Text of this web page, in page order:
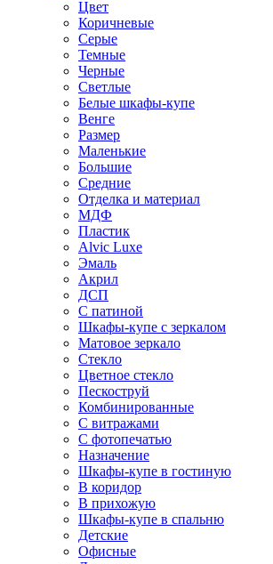
Цвет
Коричневые
Серые
Темные
Черные
Светлые
Белые шкафы-купе
Венге
Размер
Маленькие
Большие
Средние
Отделка и материал
МДФ
Пластик
Alvic Luxe
Эмаль
Акрил
ДСП
С патиной
Шкафы-купе с зеркалом
Матовое зеркало
Стекло
Цветное стекло
Пескоструй
Комбинированные
С витражами
С фотопечатью
Назначение
Шкафы-купе в гостиную
В коридор
В прихожую
Шкафы-купе в спальню
Детские
Офисные